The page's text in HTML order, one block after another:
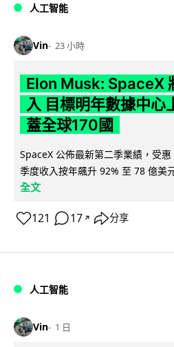
人工智能
Vin 23 小時
Elon Musk: SpaceX
入 目標明年數據中
蓋全球170國
SpaceX 公佈最新第二季業績，受
季度收入按年飆升 92% 至 78 億美
全文
121 17 ↗ 分享
人工智能
Vin 1 日